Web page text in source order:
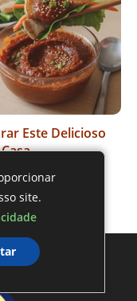
Este Delicioso
site.